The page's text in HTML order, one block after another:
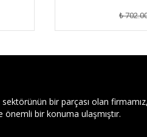
₺
sektörünün bir parçası olan
bir konuma ulaşmıştır.